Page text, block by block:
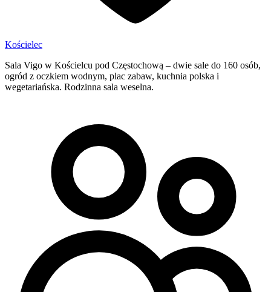
Kościelec
Sala Vigo w Kościelcu pod Częstochową – dwie sale do 160 osób,
ogród z oczkiem wodnym, plac zabaw, kuchnia polska i
wegetariańska. Rodzinna sala weselna.